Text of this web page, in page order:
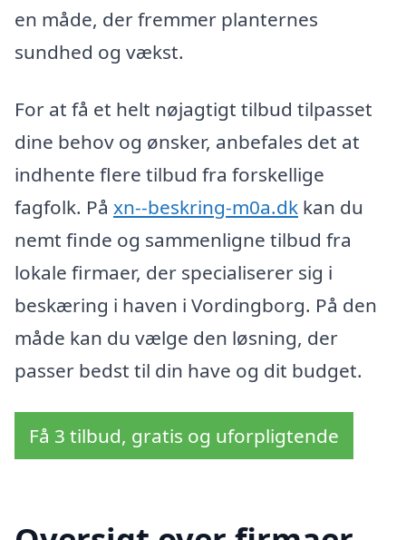
en måde, der fremmer planternes
sundhed og vækst.
For at få et helt nøjagtigt tilbud tilpasset
dine behov og ønsker, anbefales det at
indhente flere tilbud fra forskellige
fagfolk. På xn--beskring-m0a.dk kan du
nemt finde og sammenligne tilbud fra
lokale firmaer, der specialiserer sig i
beskæring i haven i Vordingborg. På den
måde kan du vælge den løsning, der
passer bedst til din have og dit budget.
Få 3 tilbud, gratis og uforpligtende